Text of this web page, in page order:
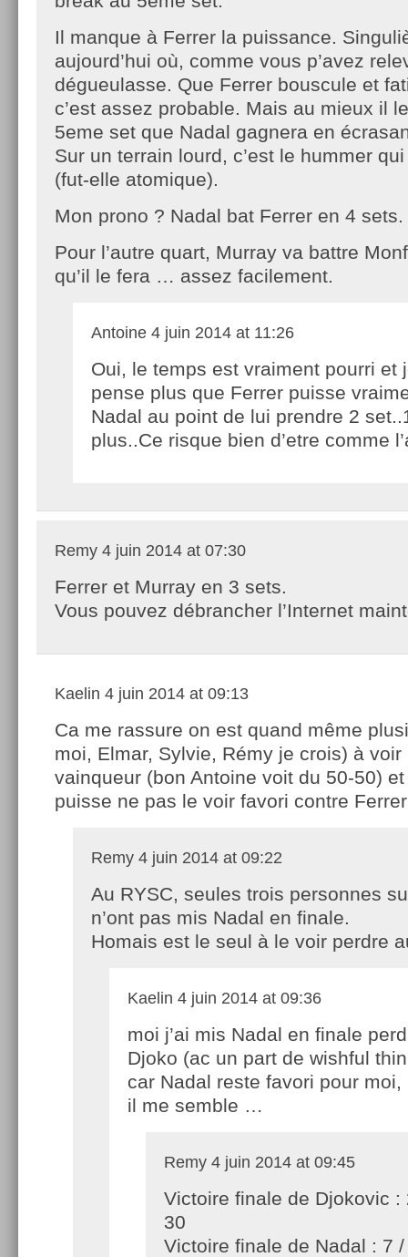
Il manque à Ferrer la puissance.
aujourd’hui où, comme vous p’avez
dégueulasse. Que Ferrer bouscule et
c’est assez probable. Mais au mieux il
5eme set que Nadal gagnera en
Sur un terrain lourd, c’est le hummer
(fut-elle atomique).
Mon prono ? Nadal bat Ferrer en 4 sets.
Pour l’autre quart, Murray va battre
qu’il le fera … assez facilement.
Antoine 4 juin 2014 at 11:26
Oui, le temps est vraiment pourri et
pense plus que Ferrer puisse
Nadal au point de lui prendre 2
plus..Ce risque bien d’etre comme
Remy 4 juin 2014 at 07:30
Ferrer et Murray en 3 sets.
Vous pouvez débrancher l’Internet
Kaelin 4 juin 2014 at 09:13
Ca me rassure on est quand même
moi, Elmar, Sylvie, Rémy je crois) à voir
vainqueur (bon Antoine voit du 50-50) et
puisse ne pas le voir favori contre
Remy 4 juin 2014 at 09:22
Au RYSC, seules trois personnes
n’ont pas mis Nadal en finale.
Homais est le seul à le voir perdre
Kaelin 4 juin 2014 at 09:36
moi j’ai mis Nadal en finale
Djoko (ac un part de wishful
car Nadal reste favori pour
il me semble …
Remy 4 juin 2014 at 09:45
Victoire finale de Djokovic :
30
Victoire finale de Nadal : 7